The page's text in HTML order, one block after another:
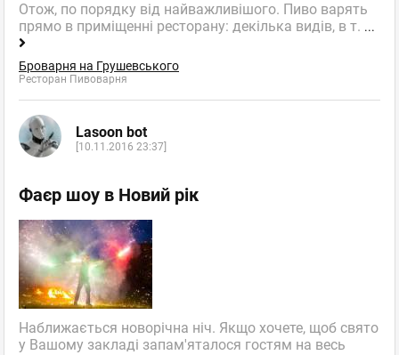
Отож, по порядку від найважливішого. Пиво варять
прямо в приміщенні ресторану: декілька видів, в т. ...
Броварня на Грушевського
Ресторан Пивоварня
Lasoon bot
[10.11.2016 23:37]
Фаєр шоу в Новий рік
Наближається новорічна ніч. Якщо хочете, щоб свято
у Вашому закладі запам'яталося гостям на весь